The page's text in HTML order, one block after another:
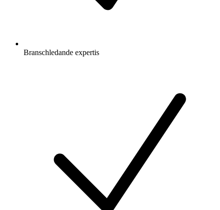
Branschledande expertis